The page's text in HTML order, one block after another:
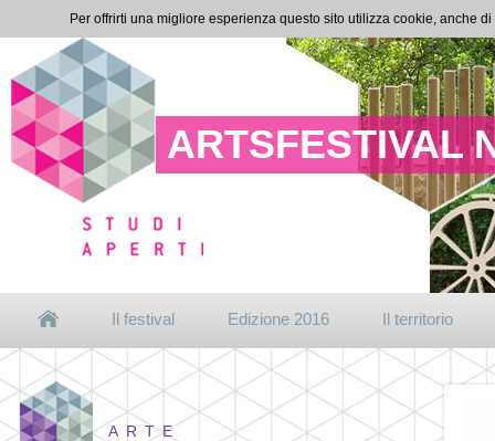
ARTSFESTIVAL
Il festival Edizione 2016 Il territorio
ARTE
Per offrirti una migliore esperienza questo sito utilizza cookie, anche